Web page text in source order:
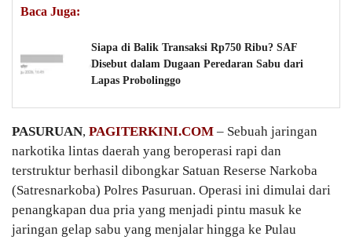
Baca Juga:
Siapa di Balik Transaksi Rp750 Ribu? SAF
Disebut dalam Dugaan Peredaran Sabu dari
Lapas Probolinggo
PASURUAN, PAGITERKINI.COM – Sebuah jaringan
narkotika lintas daerah yang beroperasi rapi dan
terstruktur berhasil dibongkar Satuan Reserse Narkoba
(Satresnarkoba) Polres Pasuruan. Operasi ini dimulai dari
penangkapan dua pria yang menjadi pintu masuk ke
jaringan gelap sabu yang menjalar hingga ke Pulau